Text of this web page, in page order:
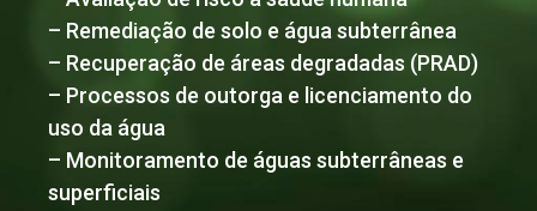
– Remediação de solo e água subterrânea
– Recuperação de áreas degradadas (PRAD)
– Processos de outorga e licenciamento do
uso da água
– Monitoramento de águas subterrâneas e
superficiais